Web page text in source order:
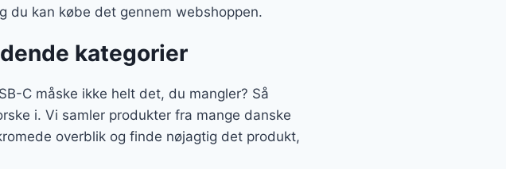
du kan købe det gennem webshoppen.
kategorier
C måske ikke helt det, du mangler? Så
i. Vi samler produkter fra mange danske
overblik og finde nøjagtig det produkt,